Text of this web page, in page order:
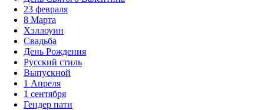
23 февраля
8 Марта
Хэллоуин
Свадьба
День Рождения
Русский стиль
Выпускной
1 Апреля
1 сентября
Гендер пати